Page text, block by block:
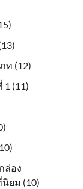
ท (12)
(11)
ล่อง
ยม (10)